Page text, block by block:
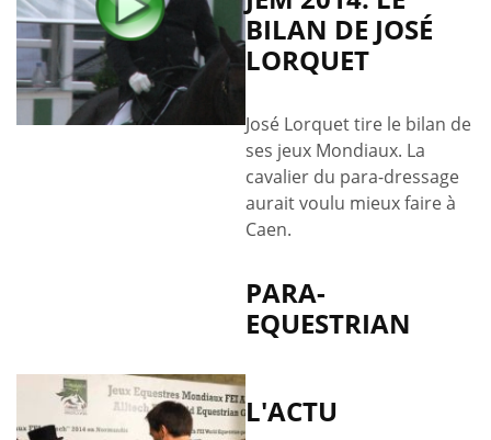
BILAN DE JOSÉ
LORQUET
José Lorquet tire le bilan de
ses jeux Mondiaux. La
cavalier du para-dressage
aurait voulu mieux faire à
Caen.
PARA-
EQUESTRIAN
L'ACTU